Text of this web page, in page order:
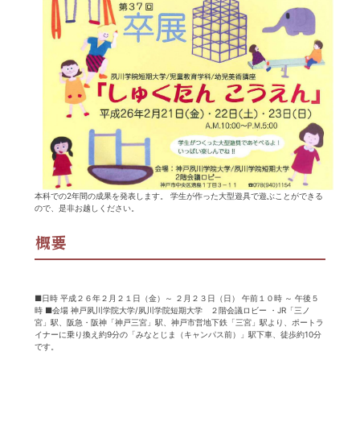
本科での2年間の成果を発表します。 学生が作った大型遊具で遊ぶことができる
ので、是非お越しください。
概要
■日時 平成２６年２月２１日（金）～ ２月２３日（日） 午前１０時 ～ 午後５
時 ■会場 神戸夙川学院大学/夙川学院短期大学 ２階会議ロビー ・JR「三ノ
宮」駅、阪急・阪神「神戸三宮」駅、神戸市営地下鉄「三宮」駅より、ポートラ
イナーに乗り換え約9分の「みなとじま（キャンパス前）」駅下車、徒歩約10分
です。